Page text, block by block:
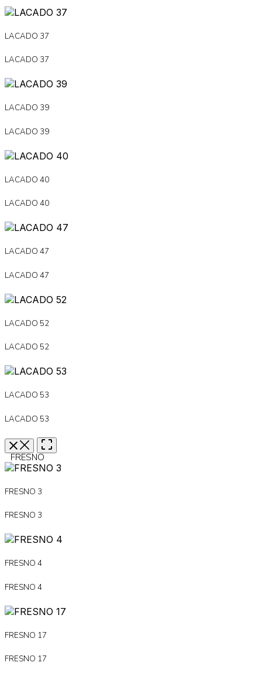
LACADO 37
LACADO 37
LACADO 39
LACADO 39
LACADO 40
LACADO 40
LACADO 47
LACADO 47
LACADO 52
LACADO 52
LACADO 53
LACADO 53
FRESNO
FRESNO 3
FRESNO 3
FRESNO 4
FRESNO 4
FRESNO 17
FRESNO 17